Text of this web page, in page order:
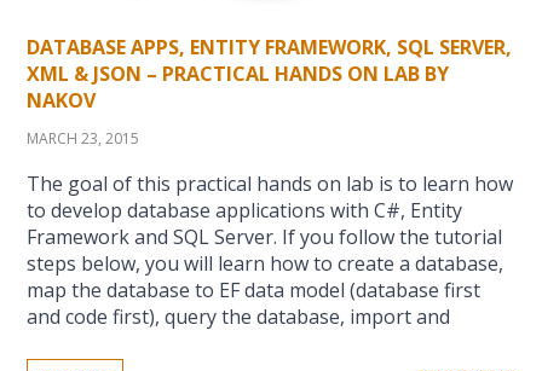
DATABASE APPS, ENTITY FRAMEWORK, SQL SERVER,
XML & JSON – PRACTICAL HANDS ON LAB BY
NAKOV
MARCH 23, 2015
The goal of this practical hands on lab is to learn how
to develop database applications with C#, Entity
Framework and SQL Server. If you follow the tutorial
steps below, you will learn how to create a database,
map the database to EF data model (database first
and code first), query the database, import and